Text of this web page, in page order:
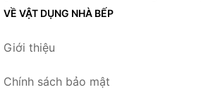
VỀ VẬT DỤNG NHÀ BẾP
Giới thiệu
Chính sách bảo mật